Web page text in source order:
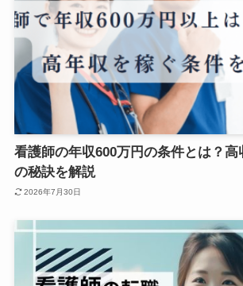
看護師の年収600万円の条件とは？
の秘訣を解説
2026年7月30日